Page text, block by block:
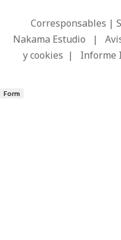
Corresponsables |
Nakama Estudio |
y cookies | Informe
Form